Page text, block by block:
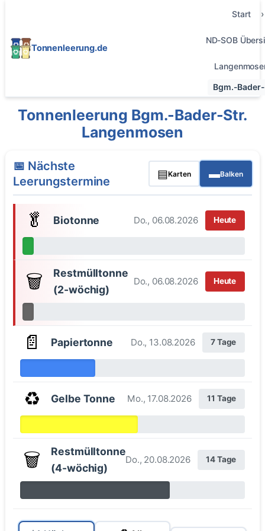
Tonnenleerung.de
Start
ND-SOB
Bgm.-
Tonnenleerung Bgm.-Bader-Str.
Langenmosen
📅 Nächste
Leerungstermine
▤Karten ▬Balken
🥬 Biotonne Do., 06.08.2026 Heute
🗑️
Restmülltonne
(2-wöchig)
Do., 06.08.2026 Heute
📄 Papiertonne Do., 13.08.2026 7 Tage
♻️ Gelbe Tonne Mo., 17.08.2026 11 Tage
🗑️
Restmülltonne
(4-wöchig)
Do., 20.08.2026 14 Tage